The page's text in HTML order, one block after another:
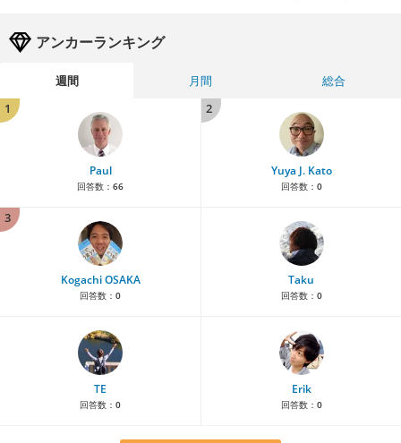
アンカーランキング
週間 月間
総合
1
Paul
回答数： 66
2
Yuya J. Kato
回答数： 0
3
Kogachi OSAKA
回答数： 0
Taku
回答数： 0
TE
回答数： 0
Erik
回答数： 0